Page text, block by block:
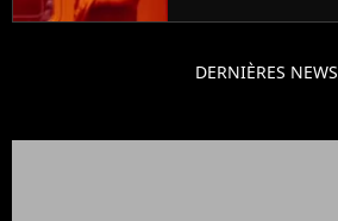
DERNIÈRES NEWS